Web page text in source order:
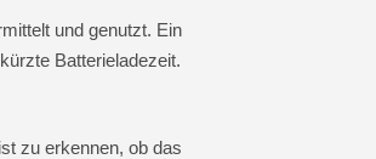
und genutzt. Ein
Batterieladezeit.
zu erkennen, ob das